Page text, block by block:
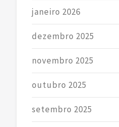
janeiro 2026
dezembro 2025
novembro 2025
outubro 2025
setembro 2025